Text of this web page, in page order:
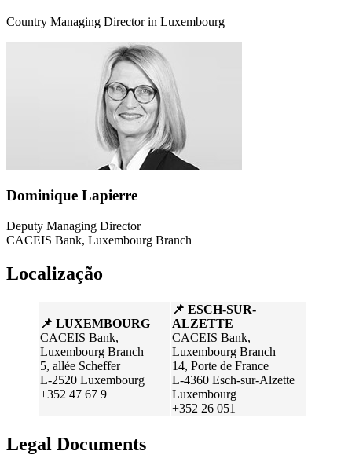
Country Managing Director in Luxembourg
Dominique Lapierre
Deputy Managing Director
CACEIS Bank, Luxembourg Branch
Localização
📌 LUXEMBOURG
CACEIS Bank,
Luxembourg Branch
5, allée Scheffer
L-2520 Luxembourg
+352 47 67 9
📌 ESCH-SUR-
ALZETTE
CACEIS Bank,
Luxembourg Branch
14, Porte de France
L-4360 Esch-sur-Alzette
Luxembourg
+352 26 051
Legal Documents